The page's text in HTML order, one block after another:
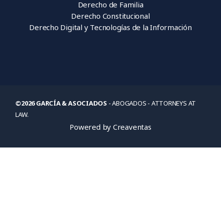
Derecho de Familia
Derecho Constitucional
Derecho Digital y Tecnologías de la Información
©2026 GARCÍA & ASOCIADOS - ABOGADOS - ATTORNEYS AT
LAW.
Powered by Creaventas